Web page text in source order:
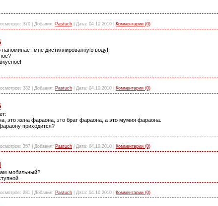
370 Добавил: Pastuch Дата: 04.10.2010 Комментарии (0)
мне дистиллированную воду!
382 Добавил: Pastuch Дата: 04.10.2010 Комментарии (0)
это жена фараона, это брат фараона, а это мумия фараона.
приходится?
357 Добавил: Pastuch Дата: 04.10.2010 Комментарии (0)
мобильный?
281 Добавил: Pastuch Дата: 04.10.2010 Комментарии (0)